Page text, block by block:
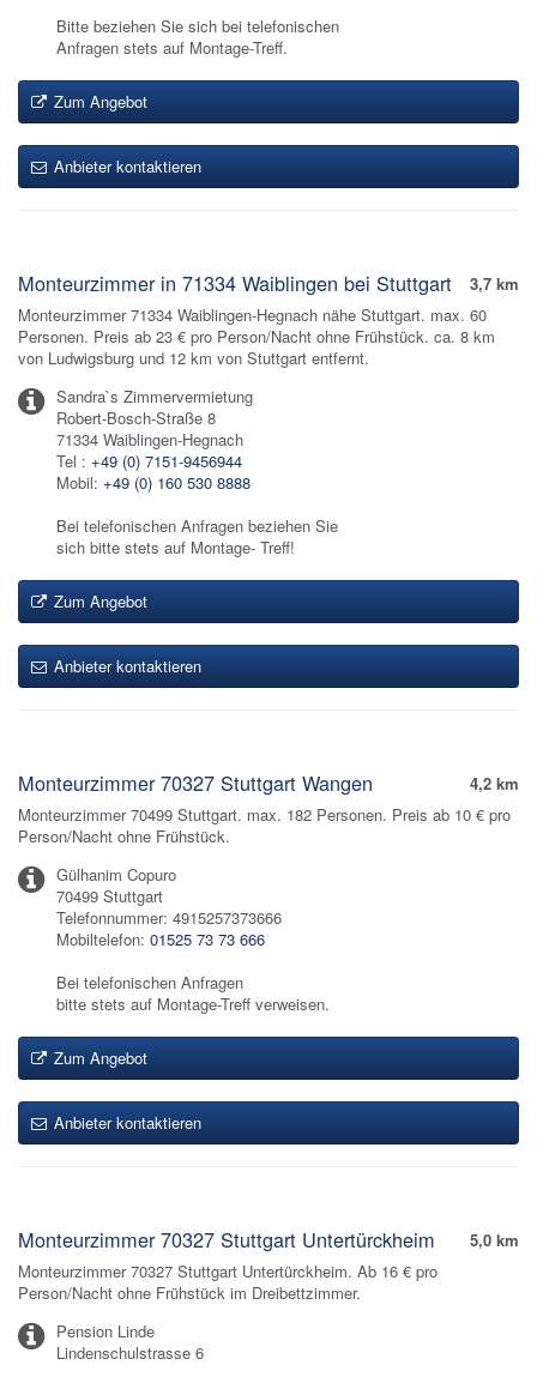
Bitte beziehen Sie sich bei telefonischen
Anfragen stets auf Montage-Treff.
Zum Angebot
Anbieter kontaktieren
3,7 km
Monteurzimmer in 71334 Waiblingen bei Stuttgart
Monteurzimmer 71334 Waiblingen-Hegnach nähe Stuttgart. max. 60
Personen. Preis ab 23 € pro Person/Nacht ohne Frühstück. ca. 8 km
von Ludwigsburg und 12 km von Stuttgart entfernt.
Sandra`s Zimmervermietung
Robert-Bosch-Straße 8
71334 Waiblingen-Hegnach
Tel : +49 (0) 7151-9456944
Mobil: +49 (0) 160 530 8888
Bei telefonischen Anfragen beziehen Sie
sich bitte stets auf Montage- Treff!
Zum Angebot
Anbieter kontaktieren
4,2 km
Monteurzimmer 70327 Stuttgart Wangen
Monteurzimmer 70499 Stuttgart. max. 182 Personen. Preis ab 10 € pro
Person/Nacht ohne Frühstück.
Gülhanim Copuro
70499 Stuttgart
Telefonnummer: 4915257373666
Mobiltelefon: 01525 73 73 666
Bei telefonischen Anfragen
bitte stets auf Montage-Treff verweisen.
Zum Angebot
Anbieter kontaktieren
5,0 km
Monteurzimmer 70327 Stuttgart Untertürckheim
Monteurzimmer 70327 Stuttgart Untertürckheim. Ab 16 € pro
Person/Nacht ohne Frühstück im Dreibettzimmer.
Pension Linde
Lindenschulstrasse 6